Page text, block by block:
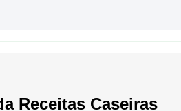
Receitas Caseiras